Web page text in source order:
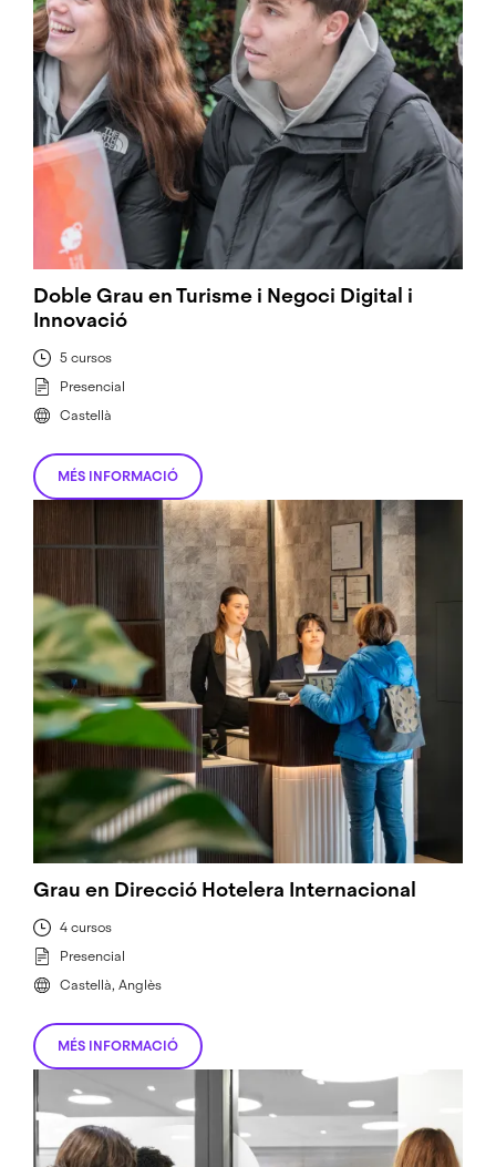
Doble Grau en Turisme i Negoci Digital i
Innovació
5 cursos
Presencial
Castellà
MÉS INFORMACIÓ
Grau en Direcció Hotelera Internacional
4 cursos
Presencial
Castellà, Anglès
MÉS INFORMACIÓ